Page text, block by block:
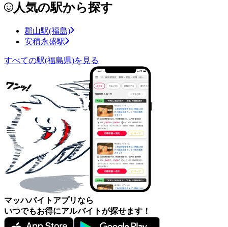
人気の駅から探す
郡山駅(福島)
安積永盛駅
すべての駅(福島県)を見る
マッハバイトアプリなら
いつでもお得にアルバイトが探せます！